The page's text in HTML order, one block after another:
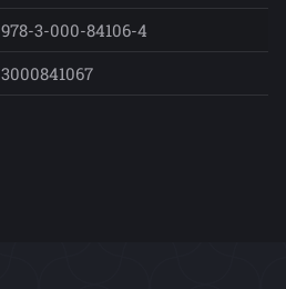
978-3-000-84106-4
3000841067